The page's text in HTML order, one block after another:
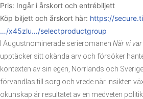
Pris: Ingår i årskort och entrébiljett
Köp biljett och årskort här: https://
…/x45zlu…/selectproductgroup
I Augustnominerade serieromanen När vi
upptäcker sitt okända arv och försöker
kontexten av sin egen, Norrlands och
förvandlas till sorg och vrede när insikten
okunskap är resultatet av en medveten